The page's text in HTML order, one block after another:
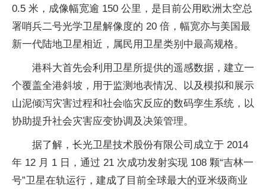
0.5 米，成像幅宽逾 150 公里，是目前公用欧洲太空总
署哨兵二号光学卫星解像度的 20 倍，幅宽亦与美国最
新一代陆地卫星相近，属民用卫星类别中最高规格。
港科大首先会利用卫星所提供的遥感数据，建立一
个覆盖全港斜坡，用于监测地表情况、以及模拟和展示
山泥倾泻灾害过程和社会临灾反应的数码孪生系统，以
协助提升社会灾害应变协调及决策管理。
据了解，长光卫星技术股份有限公司成立于 2014
年 12 月 1 日，通过 21 次成功发射实现 108 颗“吉林一
号”卫星在轨运行，建成了目前全球最大的亚米级商业